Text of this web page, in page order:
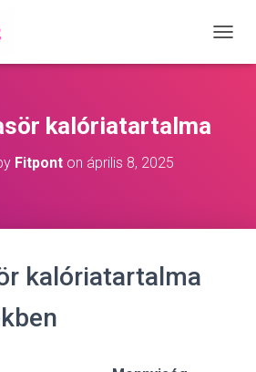
O
kalóriatartalma
Fitponton április 8, 2025
kalóriatartalma